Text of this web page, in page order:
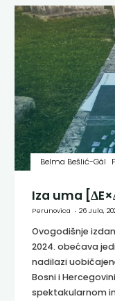
Belma Bešlić-Gál
Iza uma
Perunovica 26 Jula,
Ovogodišnje
2024. obećava
nadilazi
Bosni i
spektakularnom